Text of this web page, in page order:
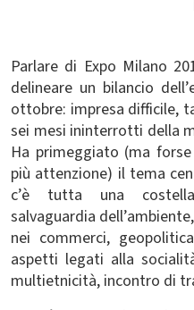
Parlare di Expo Milano
delineare un bilancio
ottobre: impresa difficile,
sei mesi ininterrotti della
Ha primeggiato (ma
più attenzione) il tema
c’è tutta una
salvaguardia
nei commerci,
aspetti legati alla
multietnicità, incontro di